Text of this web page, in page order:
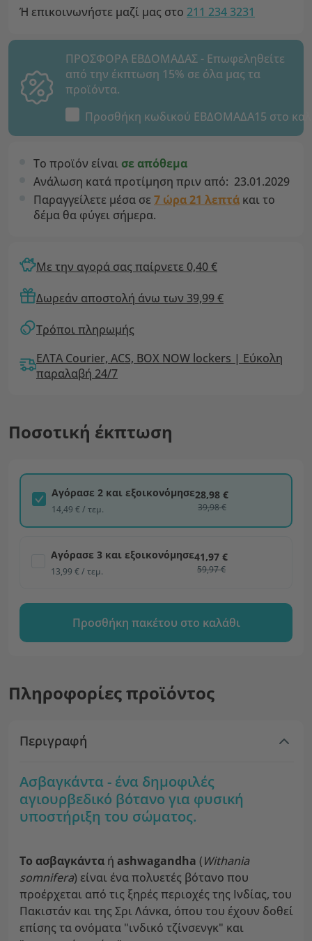
Ή επικοινωνήστε μαζί μας στο 211 234 3231
ΠΡΟΣΦΟΡΑ ΕΒΔΟΜΑΔΑΣ - Επωφεληθείτε
από την έκπτωση 15% σε όλα μας τα
προϊόντα.
Προσθήκη κωδικού ΕΒΔΟΜΑΔΑ15 στο
Το προϊόν είναι σε απόθεμα
Ανάλωση κατά προτίμηση πριν από: 23.01.2029
Παραγγείλετε μέσα σε7 ώρα 21 λεπτά και το
δέμα θα φύγει σήμερα.
Με την αγορά σας παίρνετε 0,40 €
Δωρεάν αποστολή άνω των 39,99 €
Τρόποι πληρωμής
ΕΛΤΑ Courier, ACS, BOX NOW lockers | Εύκολη
παραλαβή 24/7
Ποσοτική έκπτωση
Αγόρασε 2 και εξοικονόμησε
14,49 € / τεμ.
28,98 €
39,98 €
Αγόρασε 3 και εξοικονόμησε
13,99 € / τεμ.
41,97 €
59,97 €
Προσθήκη πακέτου στο καλάθι
Πληροφορίες προϊόντος
Περιγραφή
Ασβαγκάντα - ένα δημοφιλές
αγιουρβεδικό βότανο για φυσική
υποστήριξη του σώματος.
Το ασβαγκάντα ή ashwagandha (Withania
somnifera) είναι ένα πολυετές βότανο που
προέρχεται από τις ξηρές περιοχές της Ινδίας, του
Πακιστάν και της Σρι Λάνκα, όπου του έχουν δοθεί
επίσης τα ονόματα "ινδικό τζίνσενγκ" και